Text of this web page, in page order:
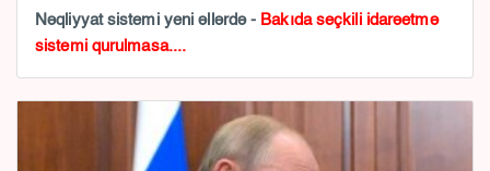
Nəqliyyat sistemi yeni əllərdə - Bakıda seçkili idarəetmə
sistemi qurulmasa....